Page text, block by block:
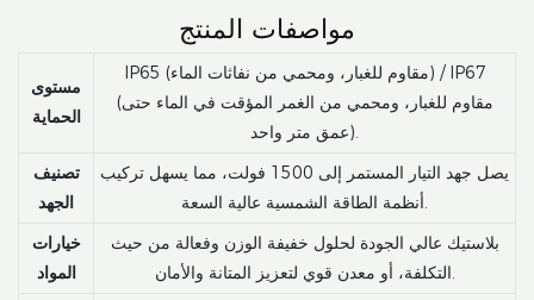
مواصفات المنتج
مستوى
الحماية
IP65 (مقاوم للغبار، ومحمي من نفاثات الماء) / IP67
(مقاوم للغبار، ومحمي من الغمر المؤقت في الماء حتى
عمق متر واحد).
تصنيف
الجهد
يصل جهد التيار المستمر إلى 1500 فولت، مما يسهل تركيب
أنظمة الطاقة الشمسية عالية السعة.
خيارات
المواد
بلاستيك عالي الجودة لحلول خفيفة الوزن وفعالة من حيث
التكلفة، أو معدن قوي لتعزيز المتانة والأمان.